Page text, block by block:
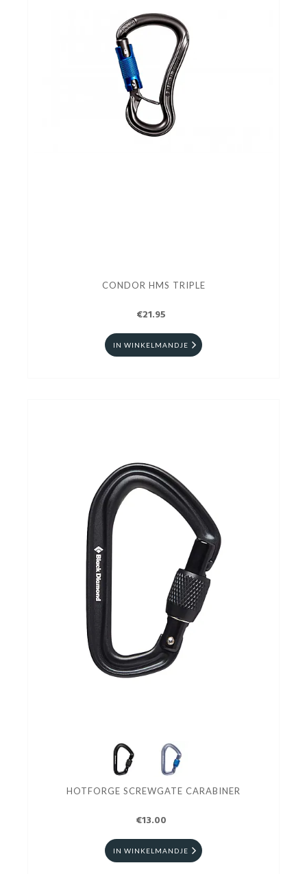
CONDOR HMS TRIPLE
€21.95
IN WINKELMANDJE
HOTFORGE SCREWGATE CARABINER
€13.00
IN WINKELMANDJE